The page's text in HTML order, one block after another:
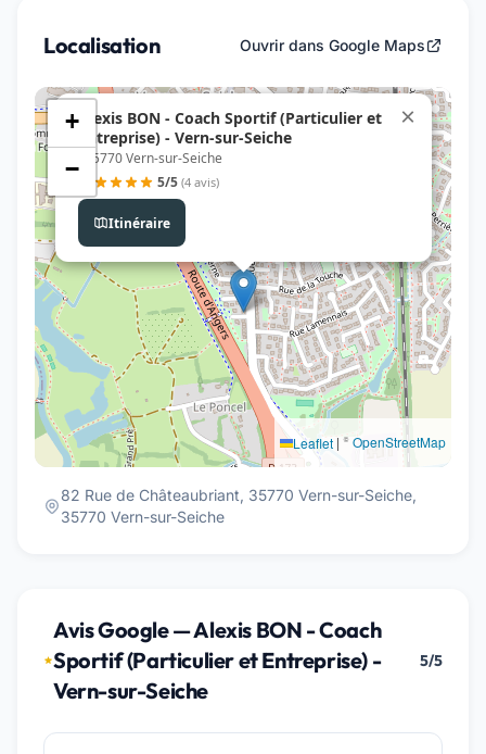
Localisation Ouvrir dans Google Maps
Alexis BON - Coach Sportif (Particulier et
Entreprise) - Vern-sur-Seiche
, 35770 Vern-sur-Seiche
5/5 (4 avis)
Itinéraire
×
+
−
Leaflet | © OpenStreetMap
82 Rue de Châteaubriant, 35770 Vern-sur-Seiche,
35770 Vern-sur-Seiche
Avis Google — Alexis BON - Coach
Sportif (Particulier et Entreprise) -
Vern-sur-Seiche
5/5